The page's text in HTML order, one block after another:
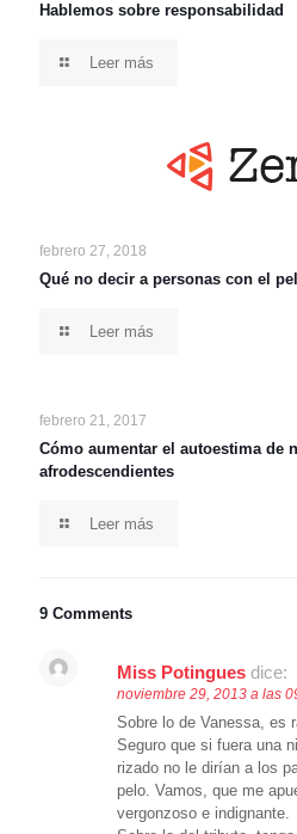
Hablemos sobre responsabilidad
Leer más
febrero 27, 2018
Qué no decir a personas con el
Leer más
febrero 21, 2017
Cómo aumentar el autoestima de
afrodescendientes
Leer más
9 Comments
Miss Potingues dice:
noviembre 29, 2013 a las
Sobre lo de Vanessa, es
Seguro que si fuera una
rizado no le dirían a los
pelo. Vamos, que me
vergonzoso e indignante.